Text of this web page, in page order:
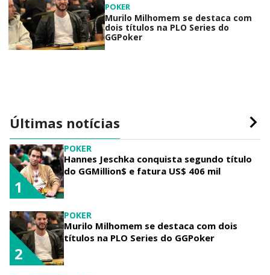
POKER
Murilo Milhomem se destaca com
dois títulos na PLO Series do
GGPoker
Últimas notícias
POKER
Hannes Jeschka conquista segundo título
do GGMillion$ e fatura US$ 406 mil
1
POKER
Murilo Milhomem se destaca com dois
títulos na PLO Series do GGPoker
2